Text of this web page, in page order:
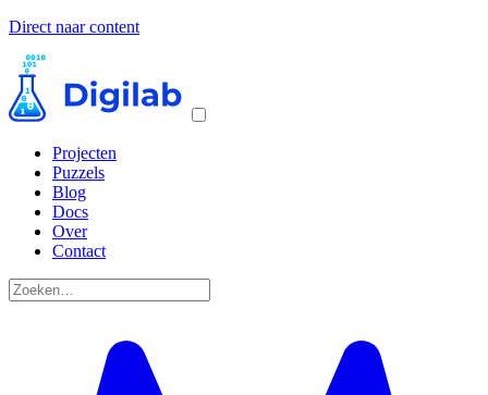
Direct naar content
Projecten
Puzzels
Blog
Docs
Over
Contact